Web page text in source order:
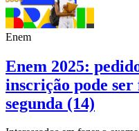
Enem
Enem 2025:
inscrição pode
segunda (14)